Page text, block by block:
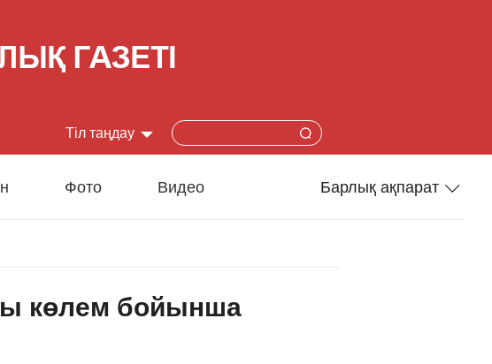
Тіл таңдау
Français
Фото Видео Барлық ақпарат
көлем бойынша